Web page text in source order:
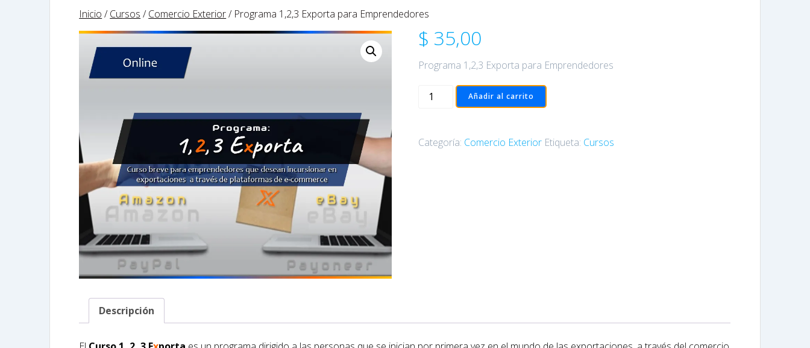
Inicio /Cursos /Comercio Exterior/ Programa 1,2,3 Exporta para Emprendedores
$ 35,00
Programa 1,2,3 Exporta para Emprendedores
Programa
Emprendedores
Añadir al carrito
Categoría: Comercio Exterior Etiqueta: Cursos
Descripción